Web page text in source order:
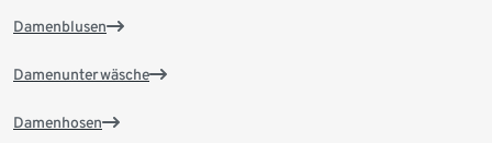
Damenblusen
Damenunterwäsche
Damenhosen